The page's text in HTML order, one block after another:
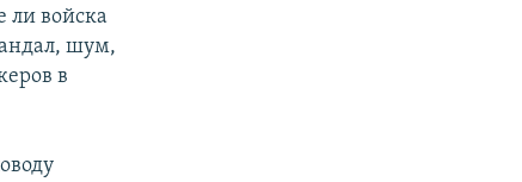
ли войска
шум,
в